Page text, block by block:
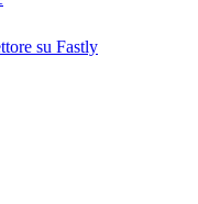
su Fastly